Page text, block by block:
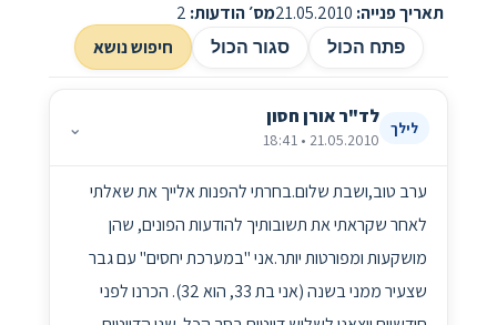
תאריך פנייה:
מס׳ הודעות:
פתח הכול סגור הכול חיפוש נושא
לילך לד"ר אורן חסון
21.05.2010 • 18:41
⌄
ערב טוב,ושבת שלום.בחרתי להפנות אלייך את שאלתי
לאחר שקראתי את תשובותיך להודעות הפונים, שהן
מושקעות ומפורטות יותר.אני "במערכת יחסים" עם גבר
שצעיר ממני בשנה (אני בת 33, הוא 32). הכרנו לפני